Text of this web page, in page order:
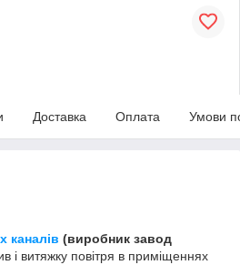
Доставка Оплата Умови
каналів (виробник завод
і витяжку повітря в приміщеннях